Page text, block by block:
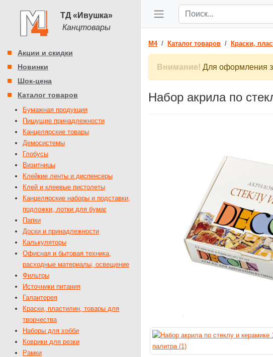
ТД «Ивушка»
Канцтовары
Акции и скидки
Новинки
Шок-цена
Каталог товаров
Бумажная продукция
Пишущие принадлежности
Канцелярские товары
Демосистемы
Глобусы
Визитницы
Клейкие ленты и диспенсеры
Клей и клеевые пистолеты
Канцелярские наборы и подставки,
подложки, лотки для бумаг
Папки
Доски и принадлежности
Калькуляторы
Офисная и бытовая техника,
расходные материалы, освещение
Фильтры
Источники питания
Галантерея
Краски, пластилин, товары для
творчества
Наборы для хобби
Коврики для резки
Рамки
M4 Каталог товаров Краски,
Внимание! Для оформления
Набор акрила по